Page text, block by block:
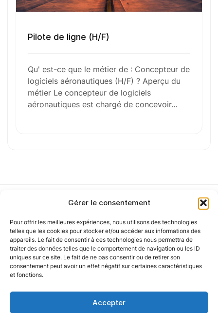
Gérer le consentement
Pour offrir les meilleures expériences, nous utilisons des technologies
telles que les cookies pour stocker et/ou accéder aux informations des
appareils. Le fait de consentir à ces technologies nous permettra de
traiter des données telles que le comportement de navigation ou les ID
uniques sur ce site. Le fait de ne pas consentir ou de retirer son
consentement peut avoir un effet négatif sur certaines caractéristiques
et fonctions.
Accepter
Déposez votrecandidature
spontanée
Votre nom
Sélectionner une agence Oxygène Intérim/ BTT
Votre CV
Pilote de ligne (H/F)
Qu' est-ce que le métier de : Concepteur de
logiciels aéronautiques (H/F) ? Aperçu du
métier Le concepteur de logiciels
aéronautiques est chargé de concevoir…
Notre politique
Nos agences
Nos autres marques